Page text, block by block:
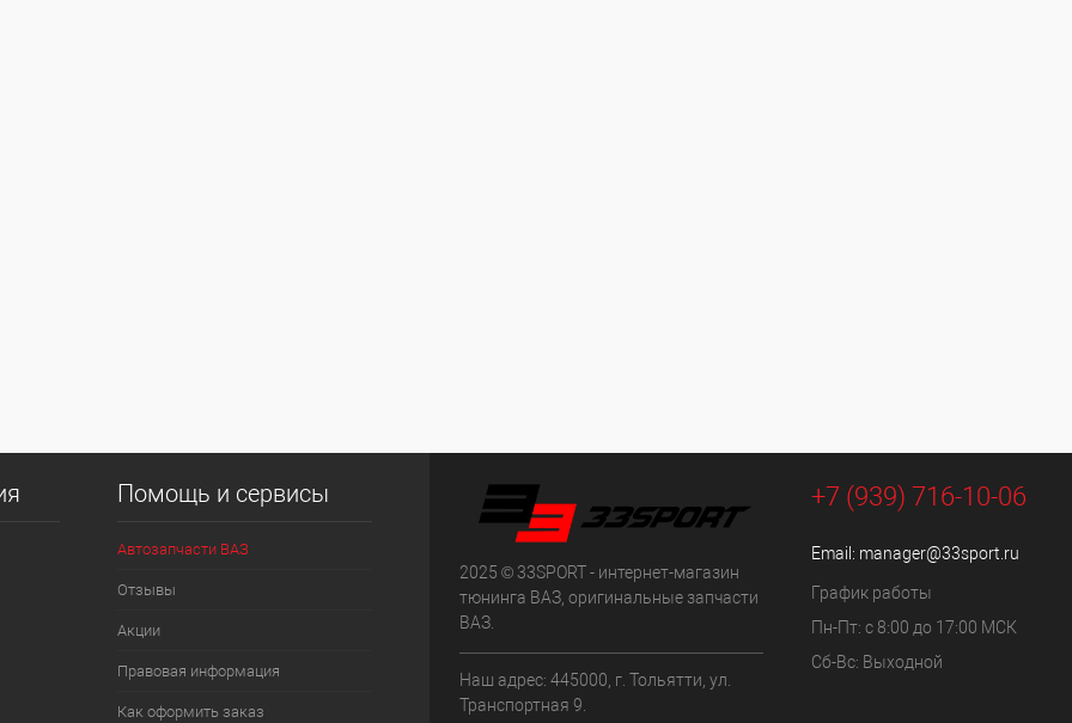
Помощь и сервисы
Автозапчасти ВАЗ
Отзывы
Акции
Правовая информация
Как оформить заказ
2025 © 33SPORT - интернет-магазин
тюнинга ВАЗ, оригинальные запчасти
ВАЗ.
Наш адрес: 445000, г. Тольятти, ул.
Транспортная 9.
+7 (939) 716-10-06
Email: manager@33sport.ru
График работы
Пн-Пт: с 8:00 до 17:00 МСК
Сб-Вс: Выходной